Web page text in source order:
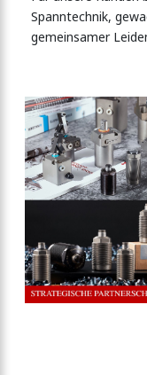
Spanntechnik,
gemeinsamer